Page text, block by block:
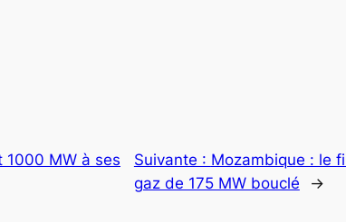
1000 MW à ses
Suivante : Mozambique : le
gaz de 175 MW bouclé
→